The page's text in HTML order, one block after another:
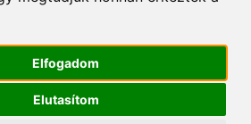
Elfogadom
Elutasítom